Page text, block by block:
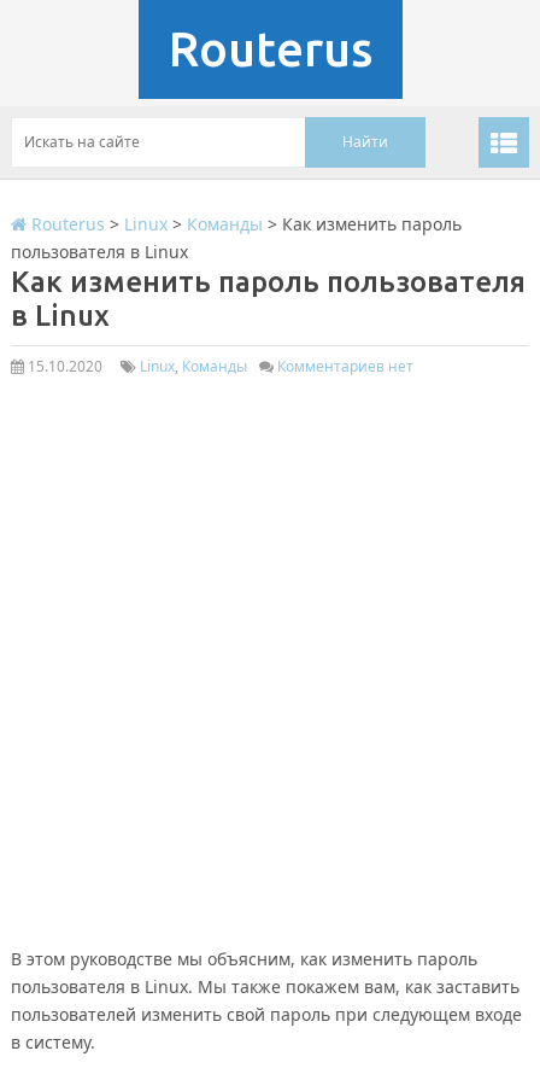
Routerus
Routerus > Linux> Команды > Как изменить пароль
пользователя в Linux
Как изменить пароль пользователя
в Linux
15.10.2020 Linux, Команды Комментариев нет
В этом руководстве мы объясним, как изменить пароль
пользователя в Linux. Мы также покажем вам, как заставить
пользователей изменить свой пароль при следующем входе
в систему.